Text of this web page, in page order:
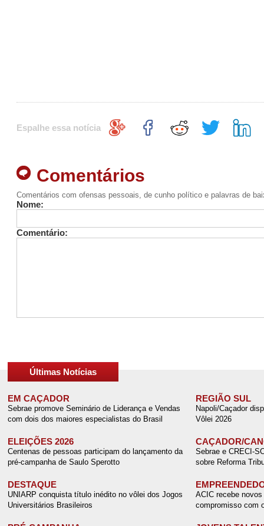
Espalhe essa notícia
Comentários
Comentários com ofensas pessoais, de cunho político e palavras de
Nome:
Comentário:
Últimas Notícias
EM CAÇADOR
Sebrae promove Seminário de Liderança e Vendas
com dois dos maiores especialistas do Brasil
REGIÃO SUL
Napoli/Caçador
Vôlei 2026
ELEIÇÕES 2026
Centenas de pessoas participam do lançamento da
pré-campanha de Saulo Sperotto
CAÇADOR/
Sebrae e CRECI-
sobre Reforma
DESTAQUE
UNIARP conquista título inédito no vôlei dos Jogos
Universitários Brasileiros
ACIC recebe
compromisso com